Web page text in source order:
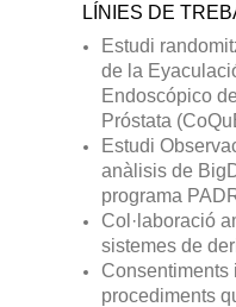
LÍNIES DE
Estudi
de la
Endoscópico
Próstata
Estudi
anàlisis de
programa
Col·laboració
sistemes de
Consentiments
procediments